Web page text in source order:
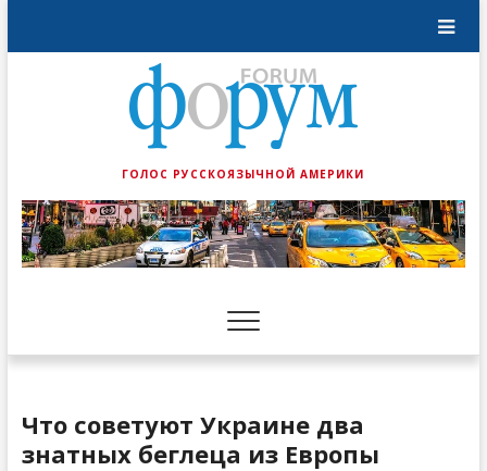
ГОЛОС РУССКОЯЗЫЧНОЙ АМЕРИКИ
Что советуют Украине два
знатных беглеца из Европы